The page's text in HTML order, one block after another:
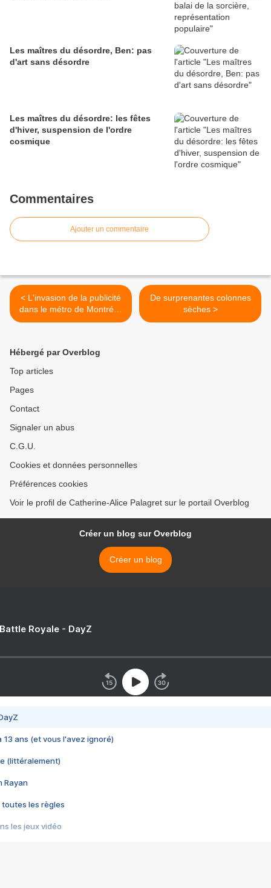
Les maîtres du désordre, Ben: pas
d'art sans désordre
Les maîtres du désordre: les fêtes
d'hiver, suspension de l'ordre
cosmique
Commentaires
Ajouter un commentaire
< L'invasion de la publicité
dans le métro de Montréal,
confusion des genres
De surprenantes colonnes
sèches >
Hébergé par Overblog
Top articles
Pages
Contact
Signaler un abus
C.G.U.
Cookies et données personnelles
Préférences cookies
Voir le profil de Catherine-Alice Palagret sur le portail Overblog
Créer un blog sur Overblog
Créer un blog
Royale - DayZ
13 ans (et vous l'avez ignoré)
(littéralement)
Rayan
toutes les règles
les jeux vidéo